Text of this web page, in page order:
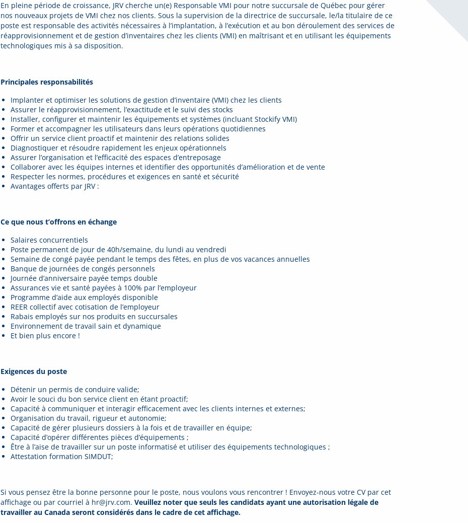
En pleine période de croissance, JRV cherche un(e) Responsable VMI pour notre succursale de Québec pour gérer
nos nouveaux projets de VMI chez nos clients. Sous la supervision de la directrice de succursale, le/la titulaire de ce
poste est responsable des activités nécessaires à l’implantation, à l’exécution et au bon déroulement des services de
réapprovisionnement et de gestion d’inventaires chez les clients (VMI) en maîtrisant et en utilisant les équipements
technologiques mis à sa disposition.
Principales responsabilités
Implanter et optimiser les solutions de gestion d’inventaire (VMI) chez les clients
Assurer le réapprovisionnement, l’exactitude et le suivi des stocks
Installer, configurer et maintenir les équipements et systèmes (incluant Stockify VMI)
Former et accompagner les utilisateurs dans leurs opérations quotidiennes
Offrir un service client proactif et maintenir des relations solides
Diagnostiquer et résoudre rapidement les enjeux opérationnels
Assurer l’organisation et l’efficacité des espaces d’entreposage
Collaborer avec les équipes internes et identifier des opportunités d’amélioration et de vente
Respecter les normes, procédures et exigences en santé et sécurité
Avantages offerts par JRV :
Ce que nous t’offrons en échange
Salaires concurrentiels
Poste permanent de jour de 40h/semaine, du lundi au vendredi
Semaine de congé payée pendant le temps des fêtes, en plus de vos vacances annuelles
Banque de journées de congés personnels
Journée d’anniversaire payée temps double
Assurances vie et santé payées à 100% par l’employeur
Programme d’aide aux employés disponible
REER collectif avec cotisation de l’employeur
Rabais employés sur nos produits en succursales
Environnement de travail sain et dynamique
Et bien plus encore !
Exigences du poste
Détenir un permis de conduire valide;
Avoir le souci du bon service client en étant proactif;
Capacité à communiquer et interagir efficacement avec les clients internes et externes;
Organisation du travail, rigueur et autonomie;
Capacité de gérer plusieurs dossiers à la fois et de travailler en équipe;
Capacité d’opérer différentes pièces d’équipements ;
Être à l’aise de travailler sur un poste informatisé et utiliser des équipements technologiques ;
Attestation formation SIMDUT;
Si vous pensez être la bonne personne pour le poste, nous voulons vous rencontrer ! Envoyez-nous votre CV par cet
affichage ou par courriel à hr@jrv.com. Veuillez noter que seuls les candidats ayant une autorisation légale de
travailler au Canada seront considérés dans le cadre de cet affichage.